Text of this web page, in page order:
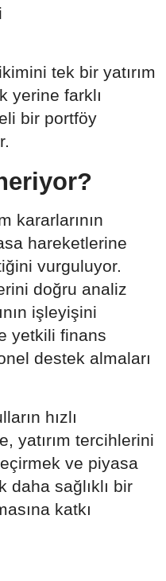
tek bir yatırım
yerine farklı
bir portföy
kararlarının
hareketlerine
vurguluyor.
doğru analiz
işleyişini
yetkili finans
destek almaları
hızlı
yatırım tercihlerini
ve piyasa
daha sağlıklı bir
katkı